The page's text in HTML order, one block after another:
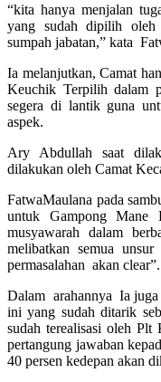
“kita hanya menjalan
yang sudah dipilih oleh
sumpah jabatan,” kata
Ia melanjutkan, Camat
Keuchik Terpilih dalam
segera di lantik guna
aspek.
Ary Abdullah saat
dilakukan oleh Camat
FatwaMaulana pada
untuk Gampong Mane
musyawarah dalam
melibatkan semua
permasalahan akan
Dalam arahannya Ia juga
ini yang sudah ditarik
sudah terealisasi oleh
pertangung jawaban
40 persen kedepan akan